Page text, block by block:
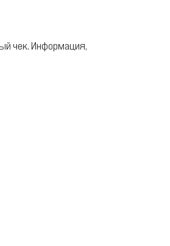
чек. Информация,